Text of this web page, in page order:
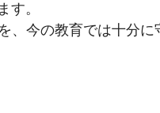
す。
、今の教育では十分に